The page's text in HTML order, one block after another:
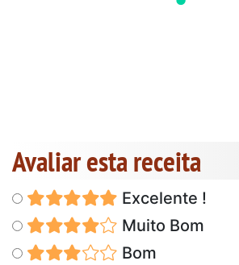
Avaliar esta receita
Excelente !
Muito Bom
Bom